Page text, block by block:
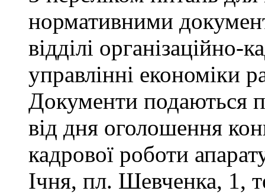
нормативними
відділі організаційно-
управлінні економіки
Документи подаються
від дня оголошення
кадрової роботи
Ічня, пл. Шевченка, 1,